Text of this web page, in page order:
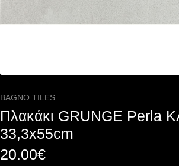
BAGNO TILES
Πλακάκι GRUNGE Perla
33,3x55cm
20.00€